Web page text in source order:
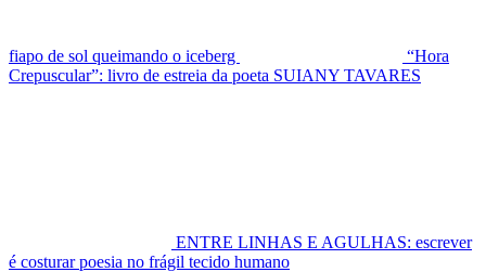
fiapo de sol queimando o iceberg
“Hora
Crepuscular”: livro de estreia da poeta SUIANY TAVARES
ENTRE LINHAS E AGULHAS: escrever
é costurar poesia no frágil tecido humano